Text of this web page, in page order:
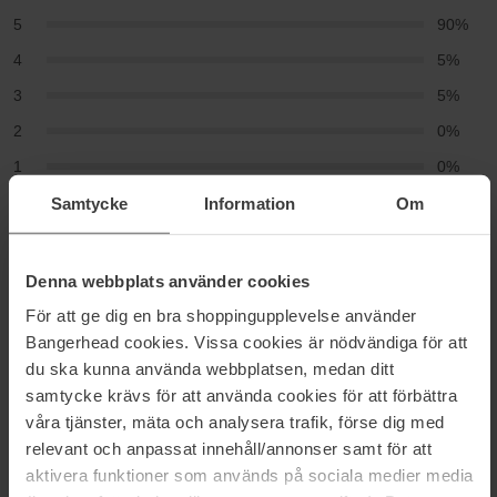
Samtycke Information Om
Denna webbplats använder cookies
För att ge dig en bra shoppingupplevelse använder
Bangerhead cookies. Vissa cookies är nödvändiga för att
du ska kunna använda webbplatsen, medan ditt
samtycke krävs för att använda cookies för att förbättra
våra tjänster, mäta och analysera trafik, förse dig med
relevant och anpassat innehåll/annonser samt för att
aktivera funktioner som används på sociala medier media
5
90%
4
5%
3
5%
2
0%
1
0%
jälkeen.
Christine
2026-03-08
Olen vannonut tämän nimeen vuosia. Puhdistaa ihon kuivattamatta
sitä, jopa herkän ihon. Tuoksuu hyvältä ja raikkaalta. Poistaa myös
meikin, mutta vedenkestävän meikin poistamiseen on käytettävä
meikinpoistoainetta.